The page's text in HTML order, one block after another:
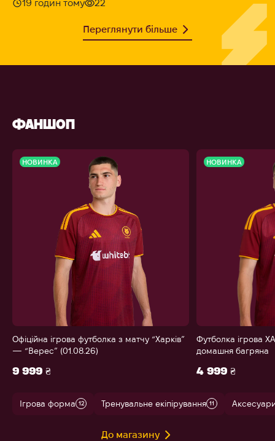
19 годин тому 22
Переглянути більше
ФАНШОП
НОВИНКА
Офіційна ігрова футболка з матчу “Харків”
— “Верес” (01.08.26)
9 999 ₴
НОВИНКА
Футболка ігрова
домашня багряна
4 999 ₴
Ігрова форма 12 Тренувальне екіпірування 11
До магазину